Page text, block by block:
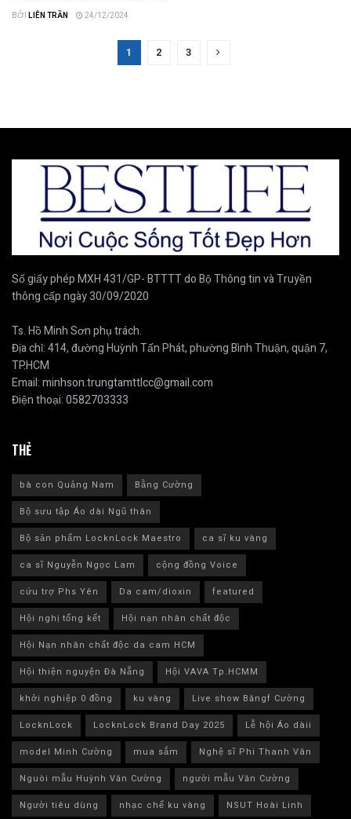
BỞI LIÊN TRẦN 24/12/2024
1 2 3
Số giấy phép MXH 431/GP- BTTTT do Bộ Thông tin và Truyền
thông cấp ngày 30/09/2020
Ts. Hồ Minh Sơn phụ trách.
Địa chỉ: 414, đường Huỳnh Tấn Phát, phường Bình Thuận, quận 7,
TP.HCM
Email:minhson.trungtamttlcc@gmail.com
Điện thoại:0582703333
THẺ
bà con Quảng Nam
Bằng Cường
Bộ sưu tập Áo dài Ngũ thân
Bộ sản phẩm LocknLock Maestro
ca sĩ ku vàng
ca sĩ Nguyễn Ngọc Lam
cộng đồng Voice
cứu trợ Phs Yên
Da cam/dioxin
featured
Hội nghị tổng kết
Hội nạn nhân chất độc
Hội Nạn nhân chất độc da cam HCM
Hội thiện nguyện Đà Nẵng
Hội VAVA Tp.HCMM
khởi nghiệp 0 đồng
ku vàng
Live show Băngf Cường
LocknLock
LocknLock Brand Day 2025
Lễ hội Áo dàii
model Minh Cường
mua sắm
Nghệ sĩ Phi Thanh Vân
Nguòi mẫu Huỳnh Văn Cường
người mẫu Văn Cường
Người tiêu dùng
nhạc chế ku vàng NSUT Hoài Linh